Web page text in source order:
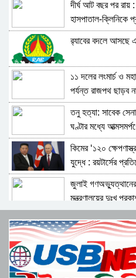
১৫ জুলাই ২০২৬
০৫ জুলাই ২০২৬
০৪ জুলাই ২০২৬
০১ জুলাই ২০২৬
০৭ মে ২০২৬
১১ এপ্রিল ২০২৬
০৮ এপ্রিল ২০২৬
দীর্ঘ আট বছর পর
হাসপাতাল-ক্লিনিকে
নির্দেশ
র‍্যাবের বদলে আসছে
১১ দলের লংমার্চ ও
পর্যন্ত রাজপথ ছাড়ব
তনু হত্যা: সাবেক
ঘণ্টার মধ্যে
কিমের ‘১২০
যুদ্ধে : রয়টার্সের
জুলাই গণঅভ্যুত্থানের
মন্ত্রণালয়ের দুঃখ
প্রস্তাবিত চুক্তিতে
পারে ইরান
জাতিসংঘে জুলাই